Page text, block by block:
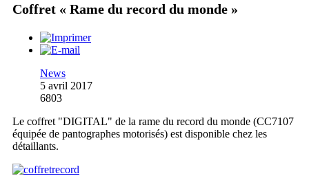
Coffret « Rame du record du monde »
News
5 avril 2017
6803
Le coffret "DIGITAL" de la rame du record du monde (CC7107
équipée de pantographes motorisés) est disponible chez les
détaillants.